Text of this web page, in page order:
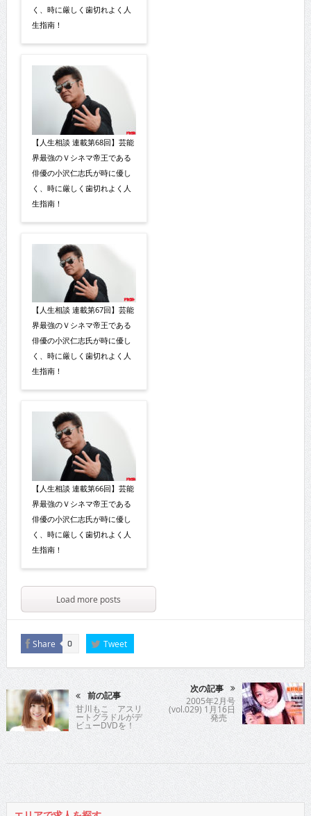
く、時に厳しく歯切れよく人
生指南！
【人生相談 連載第68回】芸能
界最強のＶシネマ帝王である
俳優の小沢仁志氏が時に優し
く、時に厳しく歯切れよく人
生指南！
【人生相談 連載第67回】芸能
界最強のＶシネマ帝王である
俳優の小沢仁志氏が時に優し
く、時に厳しく歯切れよく人
生指南！
【人生相談 連載第66回】芸能
界最強のＶシネマ帝王である
俳優の小沢仁志氏が時に優し
く、時に厳しく歯切れよく人
生指南！
Load more posts
Share 0 Tweet
前の記事
甘川もこ アスリ
ートグラドルがデ
ビューDVDを！
次の記事
2005年2月号
(vol.029) 1月16日
発売